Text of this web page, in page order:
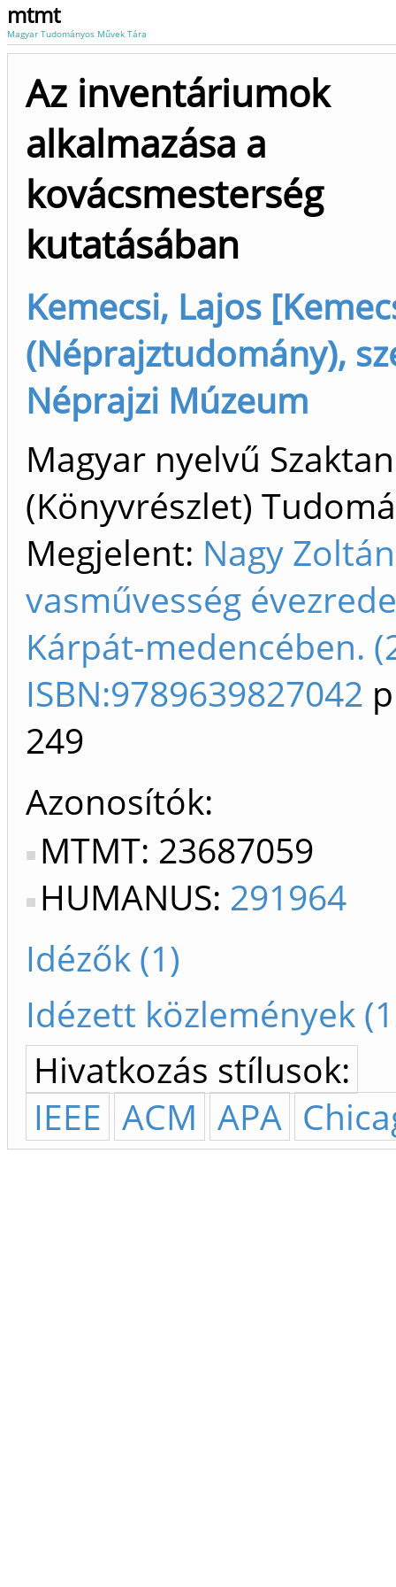
mtmt
Magyar Tudományos Művek Tára
Az inventáriumok
alkalmazása a
kovácsmesterség
kutatásában
Kemecsi, Lajos
(Néprajztudomány),
Néprajzi Múzeum
Magyar nyelvű
(Könyvrészlet)
Megjelent: Nagy
vasművesség
Kárpát-medencében.
ISBN:9789639827042
249
Azonosítók
MTMT: 23687059
HUMANUS: 291964
Idézők (1)
Idézett közlemények
Hivatkozás stílusok:
IEEE ACM APA